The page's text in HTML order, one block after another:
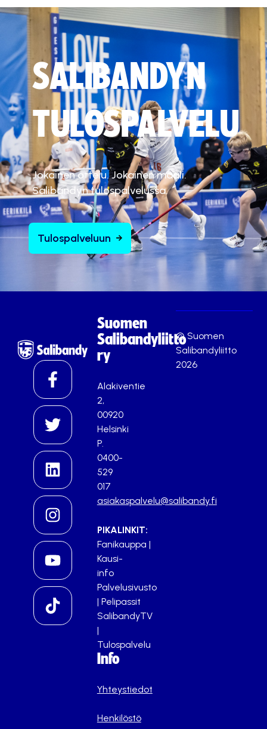
SALIBANDYN
TULOSPALVELU
Jokainen ottelu. Jokainen maali.
Salibandyn tulospalvelussa.
Tulospalveluun
Suomen
Salibandyliitto
ry
Alakiventie
2,
00920
Helsinki
P.
0400-
529
017
asiakaspalvelu@salibandy.fi
PIKALINKIT:
Fanikauppa |
Kausi-
info
Palvelusivusto
| Pelipassit
SalibandyTV
|
Tulospalvelu
Info
Yhteystiedot
Henkilöstö
© Suomen
Salibandyliitto
2026